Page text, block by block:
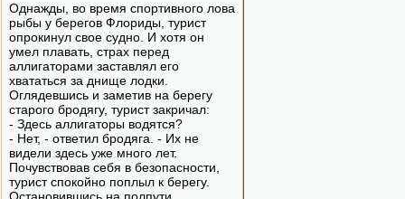
Однажды, во время спортивного лова
рыбы у берегов Флориды, турист
опрокинул свое судно. И хотя он
умел плавать, страх перед
аллигаторами заставлял его
хвататься за днище лодки.
Оглядевшись и заметив на берегу
старого бродягу, турист закричал:
- Здесь аллигаторы водятся?
- Нет, - ответил бродяга. - Их не
видели здесь уже много лет.
Почувствовав себя в безопасности,
турист спокойно поплыл к берегу.